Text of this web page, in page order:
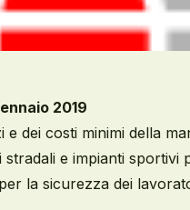
2019
e dei costi minimi della
e impianti sportivi
la sicurezza dei